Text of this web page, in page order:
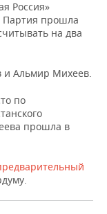
Россия»
Партия прошла
на два
и Альмир Михеев.
по
прошла в